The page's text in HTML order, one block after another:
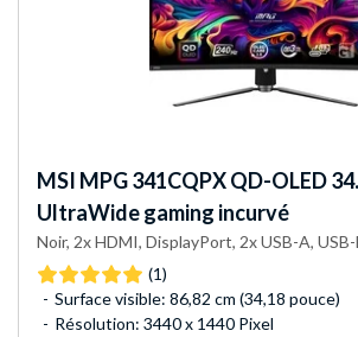
MSI MPG 341CQPX QD-OLED
UltraWide gaming incurvé
Noir, 2x HDMI, DisplayPort, 2x USB-A,
(1)
Surface visible: 86,82 cm (34,18 pouce)
Résolution: 3440 x 1440 Pixel